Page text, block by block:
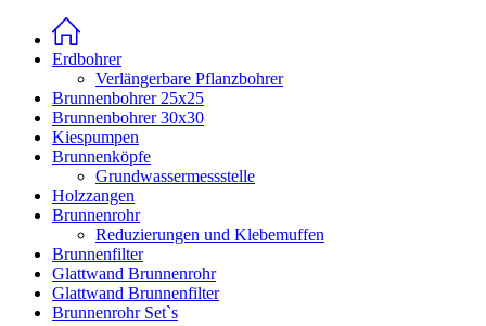
Erdbohrer
Verlängerbare Pflanzbohrer
Brunnenbohrer 25x25
Brunnenbohrer 30x30
Kiespumpen
Brunnenköpfe
Grundwassermessstelle
Holzzangen
Brunnenrohr
Reduzierungen und Klebemuffen
Brunnenfilter
Glattwand Brunnenrohr
Glattwand Brunnenfilter
Brunnenrohr Set`s